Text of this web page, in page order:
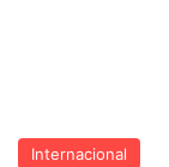
Internacional